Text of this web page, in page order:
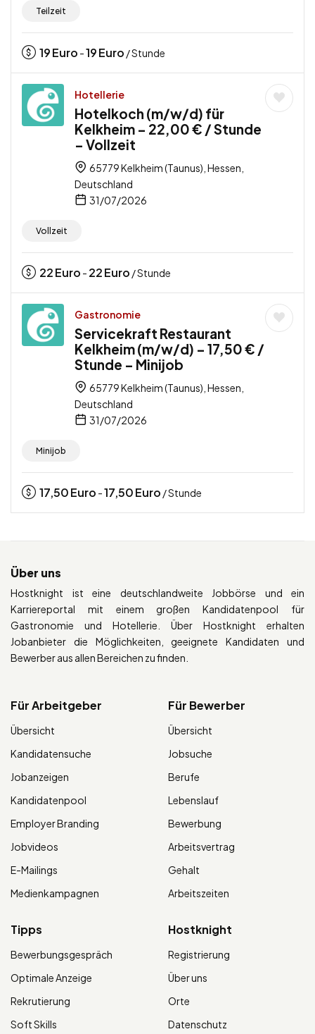
Teilzeit
19Euro -19Euro / Stunde
Hotellerie
Hotelkoch (m/w/d) für
Kelkheim – 22,00 € / Stunde
– Vollzeit
65779 Kelkheim (Taunus), Hessen,
Deutschland
31/07/2026
Vollzeit
22Euro - 22Euro / Stunde
Gastronomie
Servicekraft Restaurant
Kelkheim (m/w/d) – 17,50 € /
Stunde – Minijob
65779 Kelkheim (Taunus), Hessen,
Deutschland
31/07/2026
Minijob
17,50Euro -17,50Euro / Stunde
Über uns
Hostknight ist eine deutschlandweite Jobbörse und ein
Karriereportal mit einem großen Kandidatenpool für
Gastronomie und Hotellerie. Über Hostknight erhalten
Jobanbieter die Möglichkeiten, geeignete Kandidaten und
Bewerber aus allen Bereichen zu finden.
Für Arbeitgeber
Übersicht
Kandidatensuche
Jobanzeigen
Kandidatenpool
Employer Branding
Jobvideos
E-Mailings
Medienkampagnen
Für Bewerber
Übersicht
Jobsuche
Berufe
Lebenslauf
Bewerbung
Arbeitsvertrag
Gehalt
Arbeitszeiten
Tipps
Bewerbungsgespräch
Optimale Anzeige
Rekrutierung
Soft Skills
Hostknight
Registrierung
Über uns
Orte
Datenschutz